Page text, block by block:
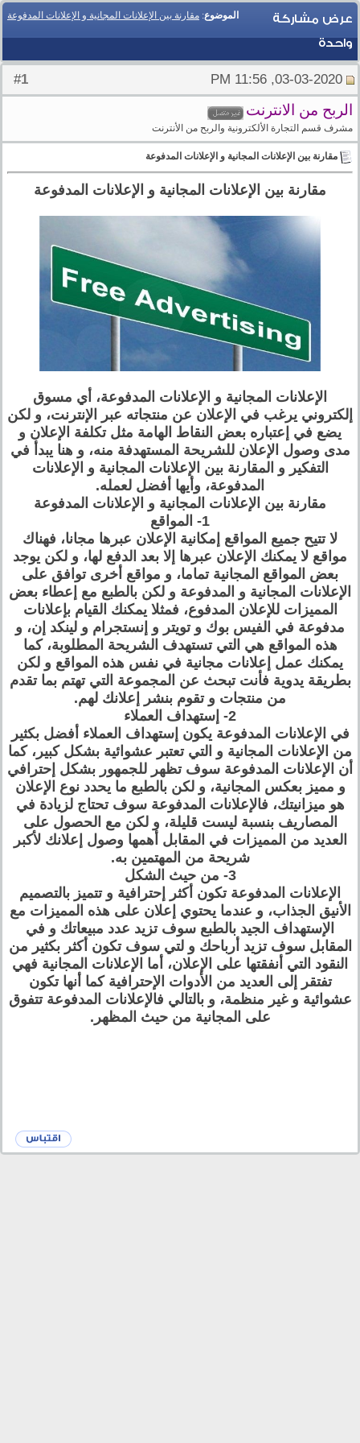
الموضوع: مقارنة بين الإعلانات المجانية و الإعلانات المدفوعة
عرض مشاركة
واحدة
1
الربح من الانترنت
مشرف قسم التجارة الألكترونية والربح من الأنترنت
مقارنة بين الإعلانات المجانية و الإعلانات المدفوعة
مقارنة بين الإعلانات المجانية و الإعلانات المدفوعة
الإعلانات المجانية و الإعلانات المدفوعة، أي مسوق
إلكتروني يرغب في الإعلان عن منتجاته عبر الإنترنت، و لكن
يضع في إعتباره بعض النقاط الهامة مثل تكلفة الإعلان و
مدى وصول الإعلان للشريحة المستهدفة منه، و هنا يبدأ في
التفكير و المقارنة بين الإعلانات المجانية و الإعلانات
المدفوعة، وأيها أفضل لعمله.
مقارنة بين الإعلانات المجانية و الإعلانات المدفوعة
1- المواقع
لا تتيح جميع المواقع إمكانية الإعلان عبرها مجانا، فهناك
مواقع لا يمكنك الإعلان عبرها إلا بعد الدفع لها، و لكن يوجد
بعض المواقع المجانية تماما، و مواقع أخرى توافق على
الإعلانات المجانية و المدفوعة و لكن بالطبع مع إعطاء بعض
المميزات للإعلان المدفوع، فمثلا يمكنك القيام بإعلانات
مدفوعة في الفيس بوك و تويتر و إنستجرام و لينكد إن، و
هذه المواقع هي التي تستهدف الشريحة المطلوبة، كما
يمكنك عمل إعلانات مجانية في نفس هذه المواقع و لكن
بطريقة يدوية فأنت تبحث عن المجموعة التي تهتم بما تقدم
من منتجات و تقوم بنشر إعلانك لهم.
2- إستهداف العملاء
في الإعلانات المدفوعة يكون إستهداف العملاء أفضل بكثير
من الإعلانات المجانية و التي تعتبر عشوائية بشكل كبير، كما
أن الإعلانات المدفوعة سوف تظهر للجمهور بشكل إحترافي
و مميز بعكس المجانية، و لكن بالطبع ما يحدد نوع الإعلان
هو ميزانيتك، فالإعلانات المدفوعة سوف تحتاج لزيادة في
المصاريف بنسبة ليست قليلة، و لكن مع الحصول على
العديد من المميزات في المقابل أهمها وصول إعلانك لأكبر
شريحة من المهتمين به.
3- من حيث الشكل
الإعلانات المدفوعة تكون أكثر إحترافية و تتميز بالتصميم
الأنيق الجذاب، و عندما يحتوي إعلان على هذه المميزات مع
الإستهداف الجيد بالطبع سوف تزيد عدد مبيعاتك و في
المقابل سوف تزيد أرباحك و لتي سوف تكون أكثر بكثير من
النقود التي أنفقتها على الإعلان، أما الإعلانات المجانية فهي
تفتقر إلى العديد من الأدوات الإحترافية كما أنها تكون
عشوائية و غير منظمة، و بالتالي فالإعلانات المدفوعة تتفوق
على المجانية من حيث المظهر.